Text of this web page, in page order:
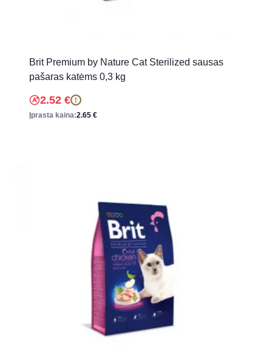
Brit Premium by Nature Cat Sterilized sausas
pašaras katėms 0,3 kg
2.52 € !
Įprasta kaina:2.65 €